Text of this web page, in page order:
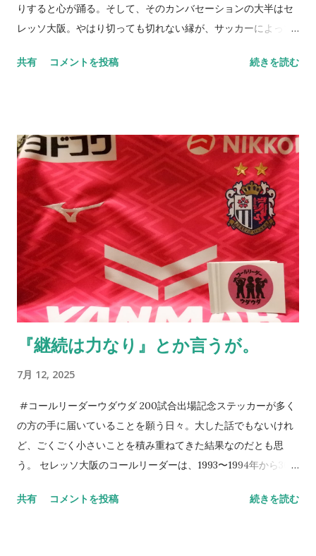
りすると心が踊る。そして、そのカンバセーションの大半はセ
レッソ大阪。やはり切っても切れない縁が、サッカーによって
てはいるものの、それでも多くのところも顔を出したいと思う
た。札幌に行く用があり少し足を伸ばしたわけだ。グラウンド
に着いた瞬間に我が目を疑った。ものすごい数のセレッソ大阪
サポーターがいたのだから当たり前と言えば当たり前だ。勿論
ご家族の方が多いとは思うが、こんなにいるとは想像していな
かった。 身内以外のサポーターが単独で行けるかというと厳し
い面もあるだろうが、その中でもサポートに向かう方々はい
る。セレッソ大阪のサポーターの歴史はこのようにして続いて
いっていることに、誕生日以上に感激してしまう。アカデミー
の監督に言われた一言を思い出す。 それだけがすべてじゃない
のも真実。だが、綺麗なコレオを作るとか、迫力ある応援がで
きるとかだけではない、「サポーターとは一体何なのか」を考
後10年後のクラブはきっと彼らが支える。そのサポートを。 今
日は誕生日である。プレゼントを求めるよりも、セレッソ大阪
に関わる方々のKindleの片隅に「 朝、目覚めたら、そこにセレ
ッソライフが。 」を置いてくださることのほうが本当に嬉しく
思える。今も昔も次世代のために手を打っていくのが役目だ
共有 コメントを投稿 続きを読む
『継続は力なり』とか言うが。
7月 12, 2025
#コールリーダーウダウダ 200試合出場記念ステッカーが多く
の方の手に届いていることを願う日々。大した話でもないけれ
ど、ごくごく小さいことを積み重ねてきた結果なのだとも思
う。 セレッソ大阪のコールリーダーは、1993〜1994年から30
ゃ崩れない。セレッソ大阪は、Jリーグはそうやって成長してき
共有 コメントを投稿 続きを読む